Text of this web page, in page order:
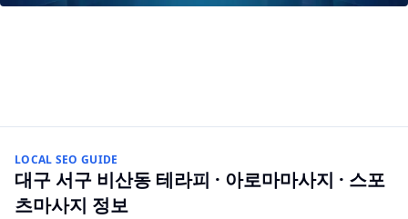
LOCAL SEO GUIDE
대구 서구 비산동 테라피 · 아로마마사지 · 스포
츠마사지 정보